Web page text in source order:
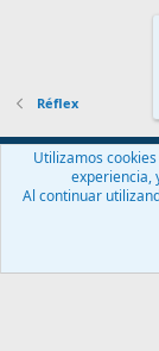
Réflex
Español (ES)
Contáctanos
Community platform
Utilizamos
experiencia,
Al continuar